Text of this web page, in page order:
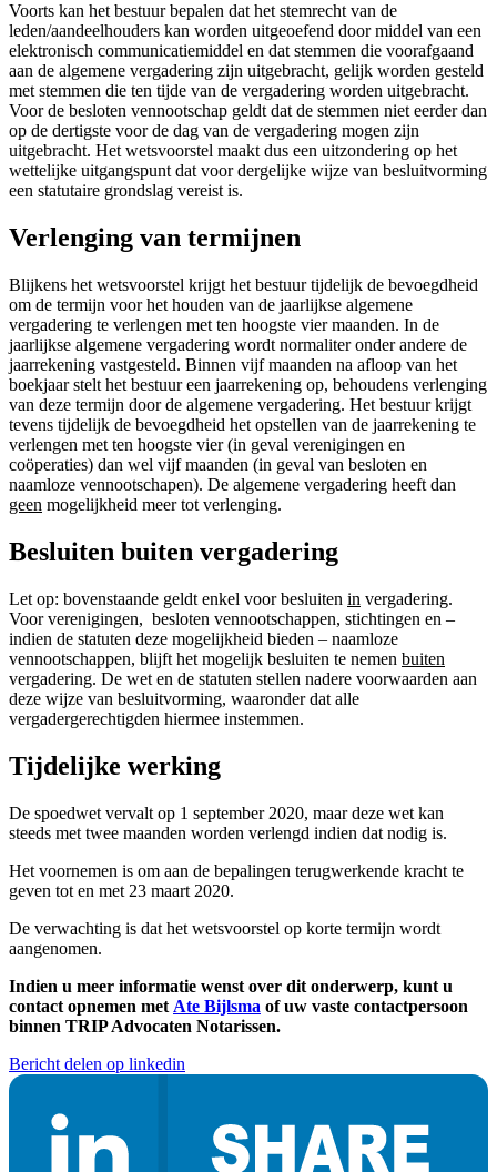
Voorts kan het bestuur bepalen dat het stemrecht van de
leden/aandeelhouders kan worden uitgeoefend door middel van een
elektronisch communicatiemiddel en dat stemmen die voorafgaand
aan de algemene vergadering zijn uitgebracht, gelijk worden gesteld
met stemmen die ten tijde van de vergadering worden uitgebracht.
Voor de besloten vennootschap geldt dat de stemmen niet eerder dan
op de dertigste voor de dag van de vergadering mogen zijn
uitgebracht. Het wetsvoorstel maakt dus een uitzondering op het
wettelijke uitgangspunt dat voor dergelijke wijze van besluitvorming
een statutaire grondslag vereist is.
Verlenging van termijnen
Blijkens het wetsvoorstel krijgt het bestuur tijdelijk de bevoegdheid
om de termijn voor het houden van de jaarlijkse algemene
vergadering te verlengen met ten hoogste vier maanden. In de
jaarlijkse algemene vergadering wordt normaliter onder andere de
jaarrekening vastgesteld. Binnen vijf maanden na afloop van het
boekjaar stelt het bestuur een jaarrekening op, behoudens verlenging
van deze termijn door de algemene vergadering. Het bestuur krijgt
tevens tijdelijk de bevoegdheid het opstellen van de jaarrekening te
verlengen met ten hoogste vier (in geval verenigingen en
coöperaties) dan wel vijf maanden (in geval van besloten en
naamloze vennootschapen). De algemene vergadering heeft dan
geen mogelijkheid meer tot verlenging.
Besluiten buiten vergadering
Let op: bovenstaande geldt enkel voor besluiten in vergadering.
Voor verenigingen, besloten vennootschappen, stichtingen en –
indien de statuten deze mogelijkheid bieden – naamloze
vennootschappen, blijft het mogelijk besluiten te nemen buiten
vergadering. De wet en de statuten stellen nadere voorwaarden aan
deze wijze van besluitvorming, waaronder dat alle
vergadergerechtigden hiermee instemmen.
Tijdelijke werking
De spoedwet vervalt op 1 september 2020, maar deze wet kan
steeds met twee maanden worden verlengd indien dat nodig is.
Het voornemen is om aan de bepalingen terugwerkende kracht te
geven tot en met 23 maart 2020.
De verwachting is dat het wetsvoorstel op korte termijn wordt
aangenomen.
Indien u meer informatie wenst over dit onderwerp, kunt u
contact opnemen met Ate Bijlsma of uw vaste contactpersoon
binnen TRIP Advocaten Notarissen.
Bericht delen op linkedin